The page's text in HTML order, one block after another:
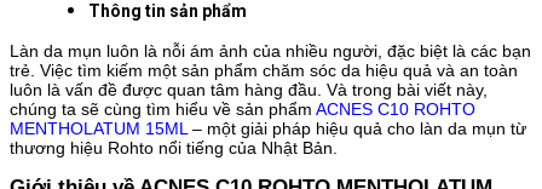
Thông tin sản phẩm
Làn da mụn luôn là nỗi ám ảnh của nhiều người, đặc biệt là các bạn
trẻ. Việc tìm kiếm một sản phẩm chăm sóc da hiệu quả và an toàn
luôn là vấn đề được quan tâm hàng đầu. Và trong bài viết này,
chúng ta sẽ cùng tìm hiểu về sản phẩm ACNES C10 ROHTO
MENTHOLATUM 15ML– một giải pháp hiệu quả cho làn da mụn từ
thương hiệu Rohto nổi tiếng của Nhật Bản.